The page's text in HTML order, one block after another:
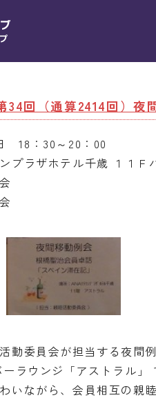
34回（通算2414回）夜
18：30～20：00
プラザホテル千歳 １１Ｆ
動委員会が担当する夜間
ラウンジ「アストラル」
いながら、会員相互の親